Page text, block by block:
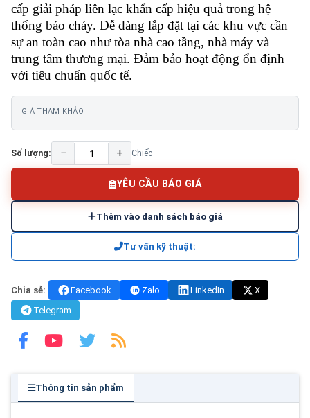
cấp giải pháp liên lạc khẩn cấp hiệu quả trong hệ
thống báo cháy. Dễ dàng lắp đặt tại các khu vực cần
sự an toàn cao như tòa nhà cao tầng, nhà máy và
trung tâm thương mại. Đảm bảo hoạt động ổn định
với tiêu chuẩn quốc tế.
GIÁ THAM KHẢO
Số lượng: − + Chiếc
YÊU CẦU BÁO GIÁ
Thêm vào danh sách báo giá
Tư vấn kỹ thuật:
Chia sẻ: Facebook Zalo LinkedIn
X
Telegram
Thông tin sản phẩm